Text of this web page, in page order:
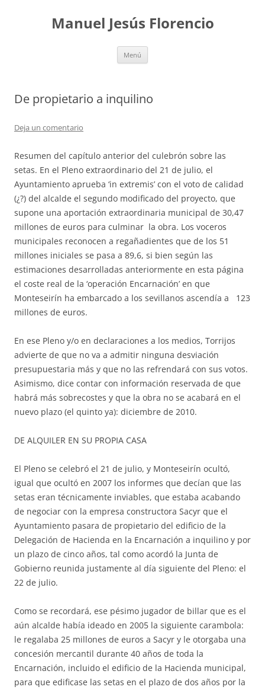
contenidoManuel Jesús Florencio
Menú
De propietario a inquilino
Deja un comentario
Resumen del capítulo anterior del culebrón sobre las
setas. En el Pleno extraordinario del 21 de julio, el
Ayuntamiento aprueba ‘in extremis’ con el voto de calidad
(¿?) del alcalde el segundo modificado del proyecto, que
supone una aportación extraordinaria municipal de 30,47
millones de euros para culminar la obra. Los voceros
municipales reconocen a regañadientes que de los 51
millones iniciales se pasa a 89,6, si bien según las
estimaciones desarrolladas anteriormente en esta página
el coste real de la ‘operación Encarnación’ en que
Monteseirín ha embarcado a los sevillanos ascendía a 123
millones de euros.
En ese Pleno y/o en declaraciones a los medios, Torrijos
advierte de que no va a admitir ninguna desviación
presupuestaria más y que no las refrendará con sus votos.
Asimismo, dice contar con información reservada de que
habrá más sobrecostes y que la obra no se acabará en el
nuevo plazo (el quinto ya): diciembre de 2010.
DE ALQUILER EN SU PROPIA CASA
El Pleno se celebró el 21 de julio, y Monteseirín ocultó,
igual que ocultó en 2007 los informes que decían que las
setas eran técnicamente inviables, que estaba acabando
de negociar con la empresa constructora Sacyr que el
Ayuntamiento pasara de propietario del edificio de la
Delegación de Hacienda en la Encarnación a inquilino y por
un plazo de cinco años, tal como acordó la Junta de
Gobierno reunida justamente al día siguiente del Pleno: el
22 de julio.
Como se recordará, ese pésimo jugador de billar que es el
aún alcalde había ideado en 2005 la siguiente carambola:
le regalaba 25 millones de euros a Sacyr y le otorgaba una
concesión mercantil durante 40 años de toda la
Encarnación, incluido el edificio de la Hacienda municipal,
para que edificase las setas en el plazo de dos años por la